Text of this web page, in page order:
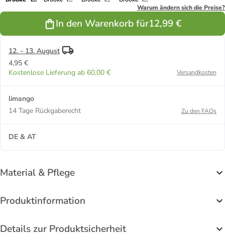
DunkelblauWarum ändern sich die Preise?
In den Warenkorb für12,99 €
12. - 13. August
4,95 €
Kostenlose Lieferung ab 60,00 €
Versandkosten
limango
14 Tage Rückgaberecht
Zu den FAQs
DE & AT
Material & Pflege
Produktinformation
Details zur Produktsicherheit